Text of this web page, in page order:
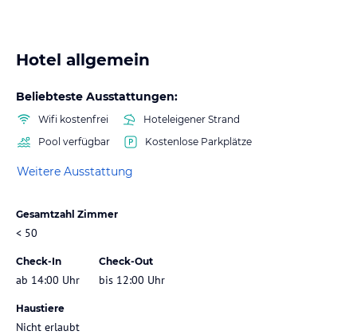
Hotel allgemein
Beliebteste Ausstattungen:
Wifi kostenfrei
Hoteleigener Strand
Pool verfügbar
Kostenlose Parkplätze
Weitere Ausstattung
Gesamtzahl Zimmer
< 50
Check-In
ab 14:00 Uhr
Check-Out
bis 12:00 Uhr
Haustiere
Nicht erlaubt